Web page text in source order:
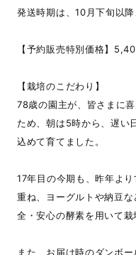
発送時期は、10月下旬以
【予約販売特別価格】
【栽培のこだわり】
78歳の園主が、皆さまに
ため、朝は5時から、遅い
込めて育てました。
17年目の今期も、昨年よ
重ね、ヨーグルトや納豆
全・安心の酵素を用いて栽
また、お届け時のダンボ